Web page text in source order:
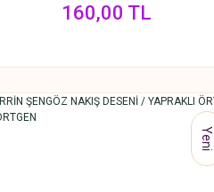
160,00 TL
Yeni